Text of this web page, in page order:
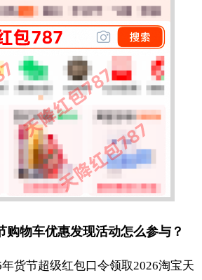
购物车优惠发现活动怎么参与？
货节超级红包口令领取2026淘宝天